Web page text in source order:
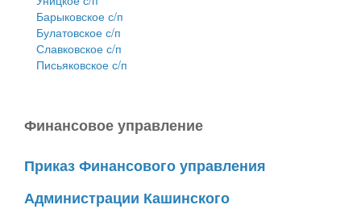
Барыковское с/п
Булатовское с/п
Славковское с/п
Письяковское с/п
Финансовое управление
Приказ Финансового управления
Администрации Кашинского